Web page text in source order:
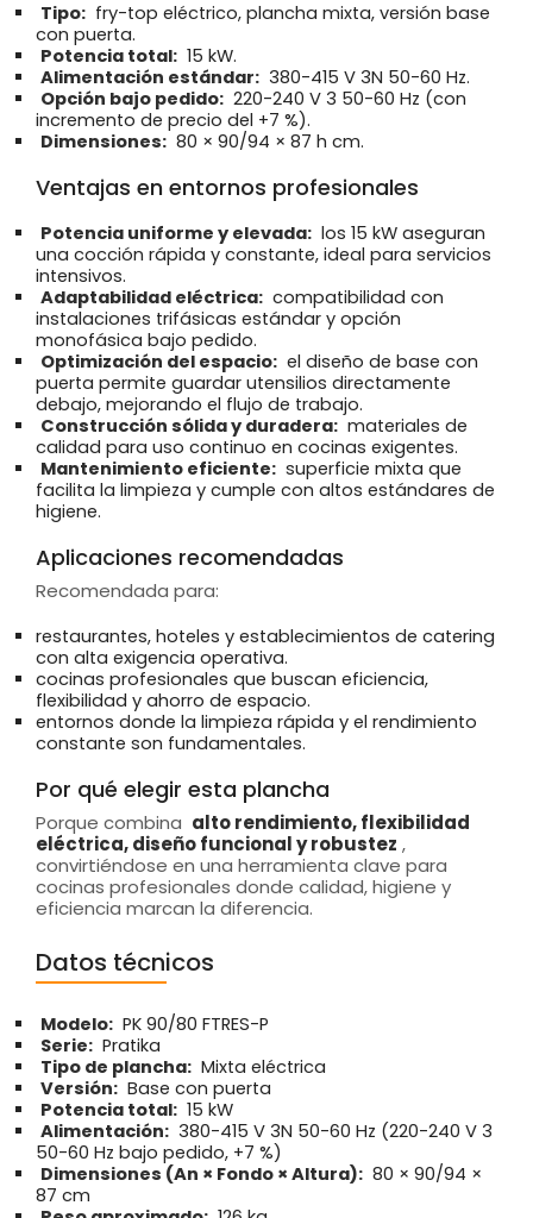
Tipo: fry-top eléctrico, plancha mixta, versión base
con puerta.
Potencia total: 15 kW.
Alimentación estándar: 380-415 V 3N 50-60 Hz.
Opción bajo pedido: 220-240 V 3 50-60 Hz (con
incremento de precio del +7 %).
Dimensiones: 80 × 90/94 × 87 h cm.
Ventajas en entornos profesionales
Potencia uniforme y elevada: los 15 kW aseguran
una cocción rápida y constante, ideal para servicios
intensivos.
Adaptabilidad eléctrica: compatibilidad con
instalaciones trifásicas estándar y opción
monofásica bajo pedido.
Optimización del espacio: el diseño de base con
puerta permite guardar utensilios directamente
debajo, mejorando el flujo de trabajo.
Construcción sólida y duradera: materiales de
calidad para uso continuo en cocinas exigentes.
Mantenimiento eficiente: superficie mixta que
facilita la limpieza y cumple con altos estándares de
higiene.
Aplicaciones recomendadas
Recomendada para:
restaurantes, hoteles y establecimientos de catering
con alta exigencia operativa.
cocinas profesionales que buscan eficiencia,
flexibilidad y ahorro de espacio.
entornos donde la limpieza rápida y el rendimiento
constante son fundamentales.
Por qué elegir esta plancha
Porque combina alto rendimiento, flexibilidad
eléctrica, diseño funcional y robustez ,
convirtiéndose en una herramienta clave para
cocinas profesionales donde calidad, higiene y
eficiencia marcan la diferencia.
Datos técnicos
Modelo: PK 90/80 FTRES-P
Serie: Pratika
Tipo de plancha: Mixta eléctrica
Versión: Base con puerta
Potencia total: 15 kW
Alimentación: 380-415 V 3N 50-60 Hz (220-240 V 3
50-60 Hz bajo pedido, +7 %)
Dimensiones (An × Fondo × Altura): 80 × 90/94 ×
87 cm